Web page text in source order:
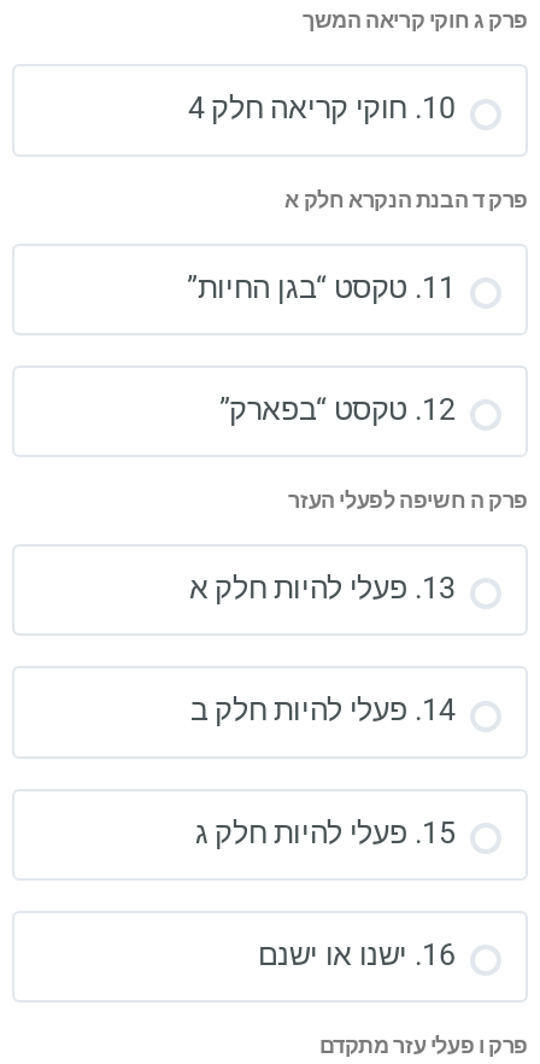
פרק ג חוקי קריאה המשך
10. חוקי קריאה חלק 4
פרק ד הבנת הנקרא חלק א
11. טקסט “בגן החיות”
12. טקסט “בפארק”
פרק ה חשיפה לפעלי העזר
13. פעלי להיות חלק א
14. פעלי להיות חלק ב
15. פעלי להיות חלק ג
16. ישנו או ישנם
פרק ו פעלי עזר מתקדם